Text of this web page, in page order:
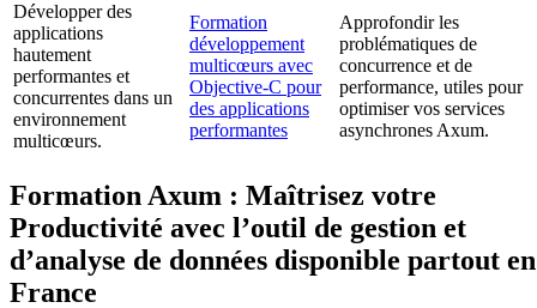
Développer des
applications
hautement
performantes et
concurrentes dans un
environnement
multicœurs.
Formation
développement
multicœurs avec
Objective-C pour
des applications
performantes
Approfondir les
problématiques de
concurrence et de
performance, utiles pour
optimiser vos services
asynchrones Axum.
Formation Axum : Maîtrisez votre
Productivité avec l’outil de gestion et
d’analyse de données disponible partout en
France